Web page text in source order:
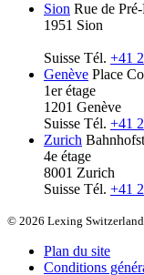
Sion Rue de
1951 Sion
Suisse Tél. +41
Genève Place
1er étage
1201 Genève
Suisse Tél. +41
Zurich
4e étage
8001 Zurich
Suisse Tél. +41
© 2026 Lexing Switzerland
Plan du site
Conditions